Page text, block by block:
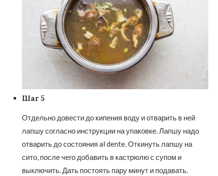
Шаг 5
Отдельно довести до кипения воду и отварить в ней
лапшу согласно инструкции на упаковке. Лапшу надо
отварить до состояния al dente. Откинуть лапшу на
сито, после чего добавить в кастрюлю с супом и
выключить. Дать постоять пару минут и подавать.